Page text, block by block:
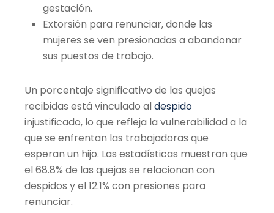
gestación.
Extorsión para renunciar, donde las
mujeres se ven presionadas a abandonar
sus puestos de trabajo.
Un porcentaje significativo de las quejas
recibidas está vinculado aldespido
injustificado, lo que refleja la vulnerabilidad a la
que se enfrentan las trabajadoras que
esperan un hijo. Las estadísticas muestran que
el 68.8% de las quejas se relacionan con
despidos y el 12.1% con presiones para
renunciar.